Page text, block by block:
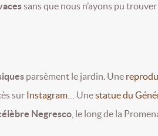
sans que nous n’ayons pu
parsèment le jardin. Une
sur Instagram … Unestatue du
Negresco , le long de la